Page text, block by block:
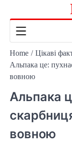
content
Home
Цікаві
Альпака це:
вовною
Альпака
вовною